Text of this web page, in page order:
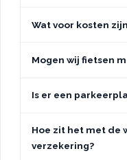
Wat voor kosten
Mogen wij fietsen
Is er een
Hoe zit het met de
verzekering?